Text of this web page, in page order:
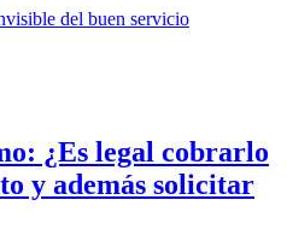
¿Es legal cobrarlo
y además solicitar